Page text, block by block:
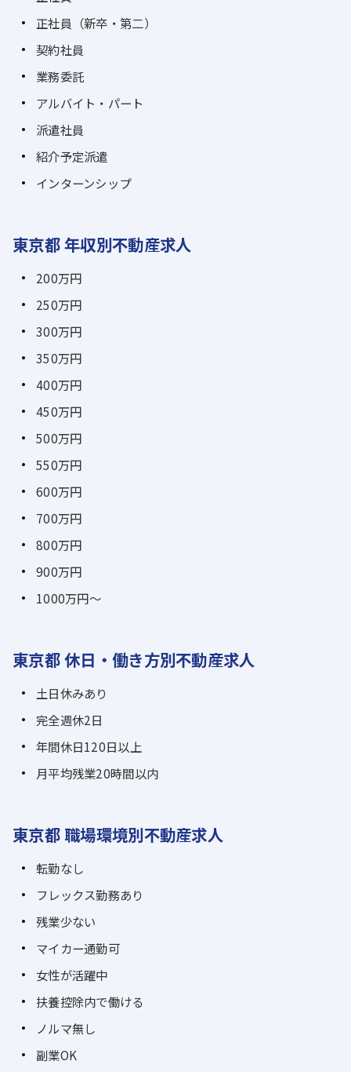
正社員（新卒・第二）
契約社員
業務委託
アルバイト・パート
派遣社員
紹介予定派遣
インターンシップ
東京都 年収別不動産求人
200万円
250万円
300万円
350万円
400万円
450万円
500万円
550万円
600万円
700万円
800万円
900万円
1000万円～
東京都 休日・働き方別不動産求人
土日休みあり
完全週休2日
年間休日120日以上
月平均残業20時間以内
東京都 職場環境別不動産求人
転勤なし
フレックス勤務あり
残業少ない
マイカー通勤可
女性が活躍中
扶養控除内で働ける
ノルマ無し
副業OK